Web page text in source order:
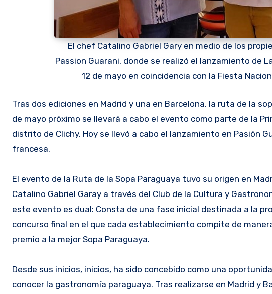
El chef Catalino Gabriel Gary en medio de los
Passion Guarani, donde se realizó el lanzamiento de
12 de mayo en coincidencia con la Fiesta
Tras dos ediciones en Madrid y una en Barcelona, la ruta de la sopa paraguaya llega esta vez a París, Francia, donde el 12
de mayo próximo se llevará a cabo el evento como parte de la
distrito de Clichy. Hoy se llevó a cabo el lanzamiento en Pasión
francesa.
El evento de la Ruta de la Sopa Paraguaya tuvo su origen en
Catalino Gabriel Garay a través del Club de la Cultura y
este evento es dual: Consta de una fase inicial destinada a la
concurso final en el que cada establecimiento compite de
premio a la mejor Sopa Paraguaya.
Desde sus inicios, inicios, ha sido concebido como una
conocer la gastronomía paraguaya. Tras realizarse en Madrid y